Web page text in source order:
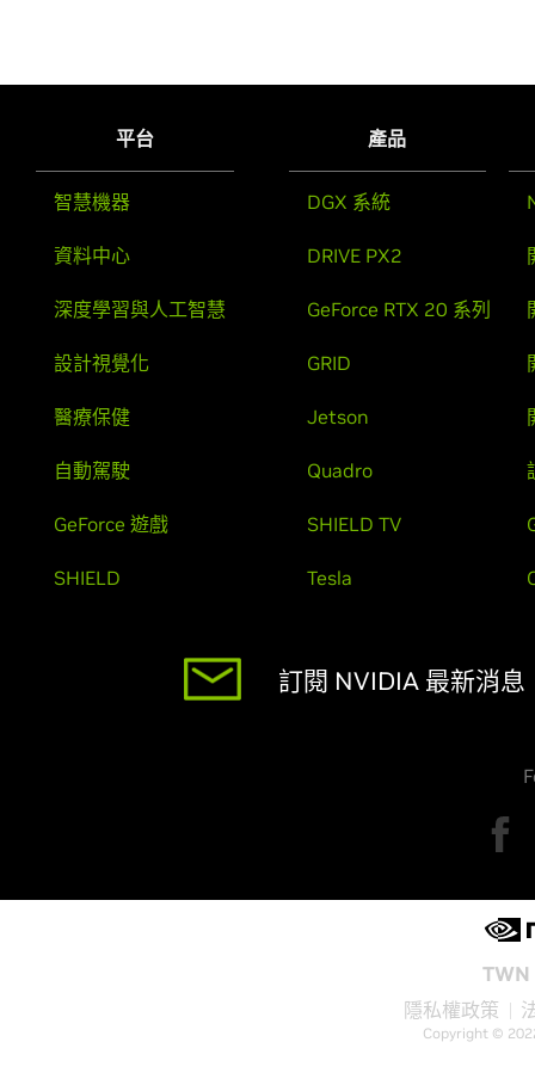
平台
智慧機器
資料中心
深度學習與人工智慧
設計視覺化
醫療保健
自動駕駛
GeForce 遊戲
SHIELD
產品
DGX 系統
DRIVE PX2
GeForce RTX 20 系列
GRID
Jetson
Quadro
SHIELD TV
Tesla
訂閱 NVIDIA 最新消息
隱私權政策
Copyright ©